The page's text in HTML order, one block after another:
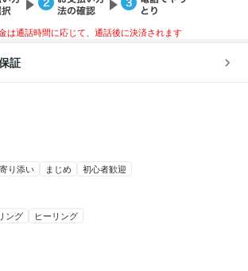
は通話時間に応じて、通話後に決済されます
証
寄り添い まじめ 初心者歓迎
ング ヒーリング